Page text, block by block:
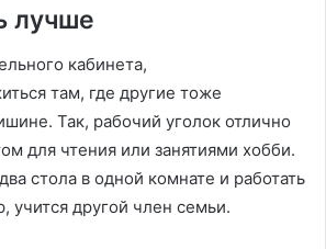
лучше
кабинета,
там, где другие тоже
Так, рабочий уголок отлично
для чтения или занятиями хобби.
стола в одной комнате и работать
учится другой член семьи.